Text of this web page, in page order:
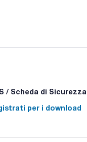
/ Scheda di Sicurezza
per i download